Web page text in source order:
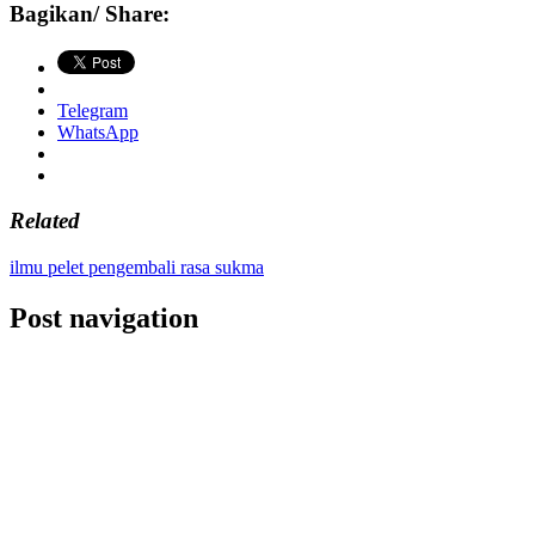
Bagikan/ Share:
Telegram
WhatsApp
Related
ilmu pelet pengembali rasa sukma
Post navigation